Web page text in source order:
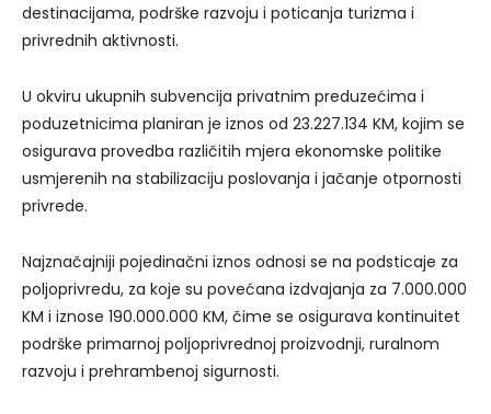
destinacijama, podrške razvoju i poticanja turizma i
privrednih aktivnosti.
U okviru ukupnih subvencija privatnim preduzećima i
poduzetnicima planiran je iznos od 23.227.134 KM, kojim se
osigurava provedba različitih mjera ekonomske politike
usmjerenih na stabilizaciju poslovanja i jačanje otpornosti
privrede.
Najznačajniji pojedinačni iznos odnosi se na podsticaje za
poljoprivredu, za koje su povećana izdvajanja za 7.000.000
KM i iznose 190.000.000 KM, čime se osigurava kontinuitet
podrške primarnoj poljoprivrednoj proizvodnji, ruralnom
razvoju i prehrambenoj sigurnosti.